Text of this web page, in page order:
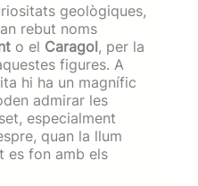
geològiques,
rebut noms
o el Caragol, per la
figures. A
hi ha un magnífic
admirar les
especialment
quan la llum
es fon amb els